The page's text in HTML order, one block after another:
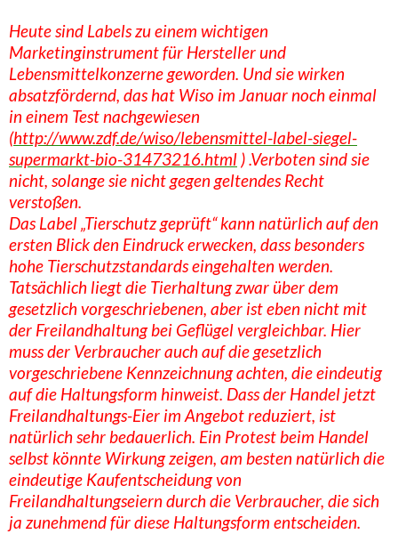
Heute sind Labels zu einem wichtigen
Marketinginstrument für Hersteller und
Lebensmittelkonzerne geworden. Und sie wirken
absatzfördernd, das hat Wiso im Januar noch einmal
in einem Test nachgewiesen
(http://www.zdf.de/wiso/lebensmittel-label-siegel-
supermarkt-bio-31473216.html ) .Verboten sind sie
nicht, solange sie nicht gegen geltendes Recht
verstoßen.
Das Label „Tierschutz geprüft“ kann natürlich auf den
ersten Blick den Eindruck erwecken, dass besonders
hohe Tierschutzstandards eingehalten werden.
Tatsächlich liegt die Tierhaltung zwar über dem
gesetzlich vorgeschriebenen, aber ist eben nicht mit
der Freilandhaltung bei Geflügel vergleichbar. Hier
muss der Verbraucher auch auf die gesetzlich
vorgeschriebene Kennzeichnung achten, die eindeutig
auf die Haltungsform hinweist. Dass der Handel jetzt
Freilandhaltungs-Eier im Angebot reduziert, ist
natürlich sehr bedauerlich. Ein Protest beim Handel
selbst könnte Wirkung zeigen, am besten natürlich die
eindeutige Kaufentscheidung von
Freilandhaltungseiern durch die Verbraucher, die sich
ja zunehmend für diese Haltungsform entscheiden.